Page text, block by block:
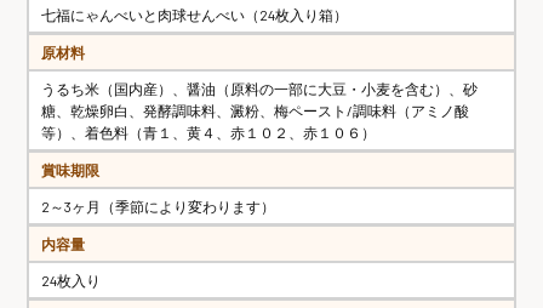
七福にゃんべいと肉球せんべい（24枚入り箱）
原材料
うるち米（国内産）、醤油（原料の一部に大豆・小麦を含む）、砂
糖、乾燥卵白、発酵調味料、澱粉、梅ペースト/調味料（アミノ酸
等）、着色料（青１、黄４、赤１０２、赤１０６）
賞味期限
2～3ヶ月（季節により変わります）
内容量
24枚入り